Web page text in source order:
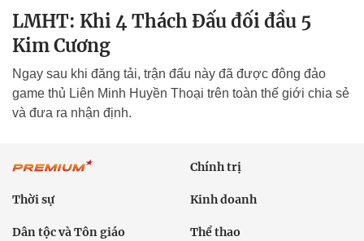
LMHT: Khi 4 Thách Đấu đối đầu 5
Kim Cương
Ngay sau khi đăng tải, trận đấu này đã được đông đảo
game thủ Liên Minh Huyền Thoại trên toàn thế giới chia sẻ
và đưa ra nhận định.
Chính trị
Thời sự Kinh doanh
Dân tộc và Tôn giáo Thể thao